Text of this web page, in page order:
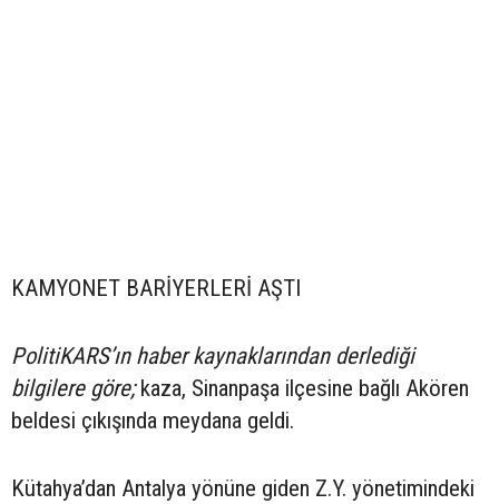
KAMYONET BARİYERLERİ AŞTI
PolitiKARS’ın haber kaynaklarından derlediği
bilgilere göre;kaza, Sinanpaşa ilçesine bağlı Akören
beldesi çıkışında meydana geldi.
Kütahya’dan Antalya yönüne giden Z.Y. yönetimindeki